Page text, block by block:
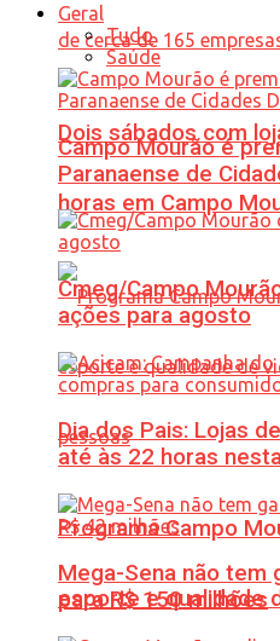
Dois sábados com
horas em Campo
Programa Campo
esporte e qualidade
Geral
Tudo
Saúde
Campo Mourão é
Paranaense de
Cmeg/Campo
ações para agosto
Dia dos Pais: Lojas
até às 22 horas
Mega-Sena não tem
para R$ 150 milhões